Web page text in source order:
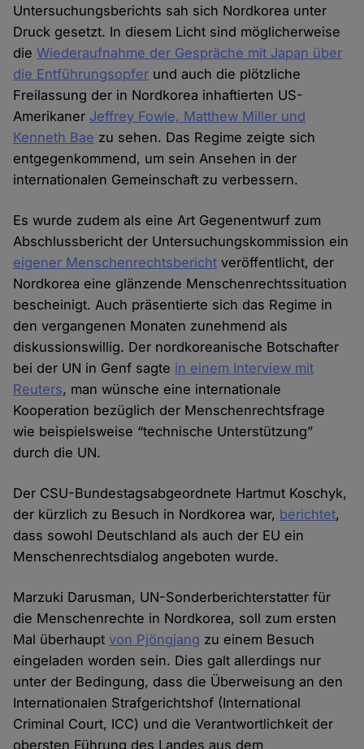
Untersuchungsberichts sah sich Nordkorea unter
Druck gesetzt. In diesem Licht sind möglicherweise
dieWiederaufnahme der Gespräche mit Japan über
die Entführungsopfer und auch die plötzliche
Freilassung der in Nordkorea inhaftierten US-
Amerikaner Jeffrey Fowle, Matthew Miller und
Kenneth Bae zu sehen. Das Regime zeigte sich
entgegenkommend, um sein Ansehen in der
internationalen Gemeinschaft zu verbessern.
Es wurde zudem als eine Art Gegenentwurf zum
Abschlussbericht der Untersuchungskommission ein
eigener Menschenrechtsbericht veröffentlicht, der
Nordkorea eine glänzende Menschenrechtssituation
bescheinigt. Auch präsentierte sich das Regime in
den vergangenen Monaten zunehmend als
diskussionswillig. Der nordkoreanische Botschafter
bei der UN in Genf sagte in einem Interview mit
Reuters, man wünsche eine internationale
Kooperation bezüglich der Menschenrechtsfrage
wie beispielsweise “technische Unterstützung”
durch die UN.
Der CSU-Bundestagsabgeordnete Hartmut Koschyk,
der kürzlich zu Besuch in Nordkorea war, berichtet,
dass sowohl Deutschland als auch der EU ein
Menschenrechtsdialog angeboten wurde.
Marzuki Darusman, UN-Sonderberichterstatter für
die Menschenrechte in Nordkorea, soll zum ersten
Mal überhauptvon Pjöngjang zu einem Besuch
eingeladen worden sein. Dies galt allerdings nur
unter der Bedingung, dass die Überweisung an den
Internationalen Strafgerichtshof (International
Criminal Court, ICC) und die Verantwortlichkeit der
obersten Führung des Landes aus dem